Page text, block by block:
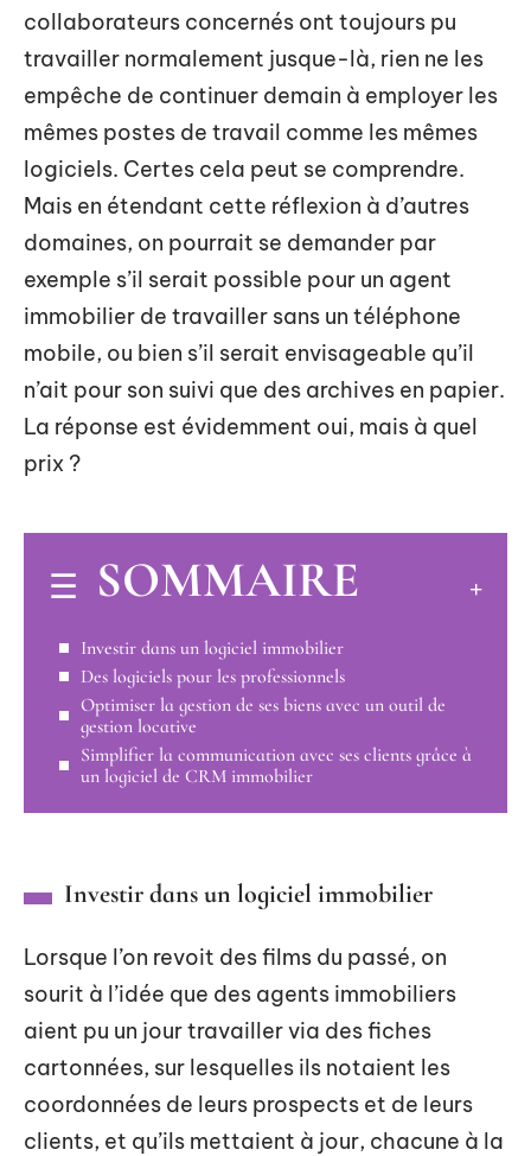
collaborateurs concernés ont toujours pu
travailler normalement jusque-là, rien ne les
empêche de continuer demain à employer les
mêmes postes de travail comme les mêmes
logiciels. Certes cela peut se comprendre.
Mais en étendant cette réflexion à d’autres
domaines, on pourrait se demander par
exemple s’il serait possible pour un agent
immobilier de travailler sans un téléphone
mobile, ou bien s’il serait envisageable qu’il
n’ait pour son suivi que des archives en papier.
La réponse est évidemment oui, mais à quel
prix ?
SOMMAIRE
Investir dans un logiciel immobilier
Des logiciels pour les professionnels
Optimiser la gestion de ses biens avec un outil de
gestion locative
Simplifier la communication avec ses clients grâce à
un logiciel de CRM immobilier
Investir dans un logiciel immobilier
Lorsque l’on revoit des films du passé, on
sourit à l’idée que des agents immobiliers
aient pu un jour travailler via des fiches
cartonnées, sur lesquelles ils notaient les
coordonnées de leurs prospects et de leurs
clients, et qu’ils mettaient à jour, chacune à la